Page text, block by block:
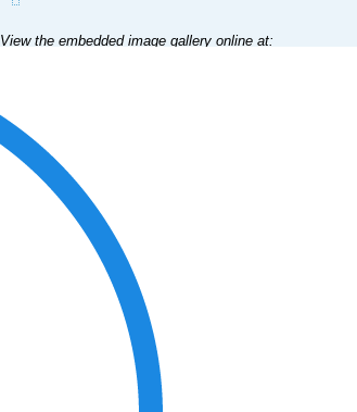
View the embedded image gallery online at: